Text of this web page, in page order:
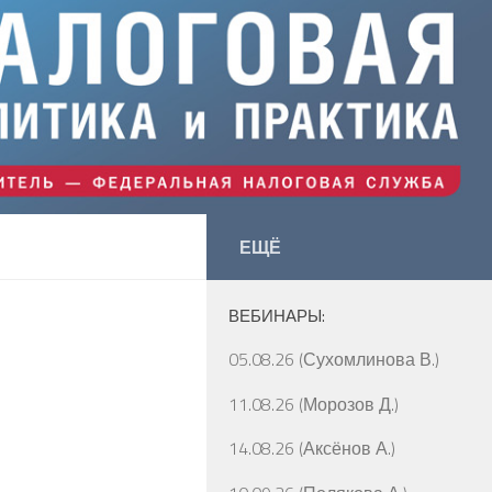
ЕЩЁ
ВЕБИНАРЫ:
05.08.26 (Сухомлинова В.)
11.08.26 (Морозов Д.)
14.08.26 (Аксёнов А.)